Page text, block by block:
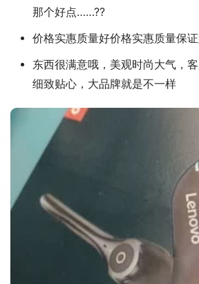
那个好点……??
价格实惠质量好价格实惠质量保
东西很满意哦，美观时尚大气，
细致贴心，大品牌就是不一样